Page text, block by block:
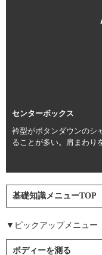
センターボックス
衿型がボタンダウンのシ
ることが多い。肩まわり
基礎知識メニューTOP
▼ピックアップメニュー
ボディーを測る